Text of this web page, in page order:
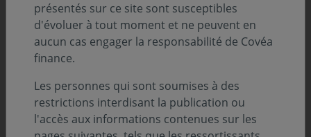
Francis JAISSON
Directeur général délégué
présentés sur ce site sont susceptibles
d'évoluer à tout moment et ne peuvent en
aucun cas engager la responsabilité de Covéa
finance.
Les personnes qui sont soumises à des
restrictions interdisant la publication ou
l'accès aux informations contenues sur les